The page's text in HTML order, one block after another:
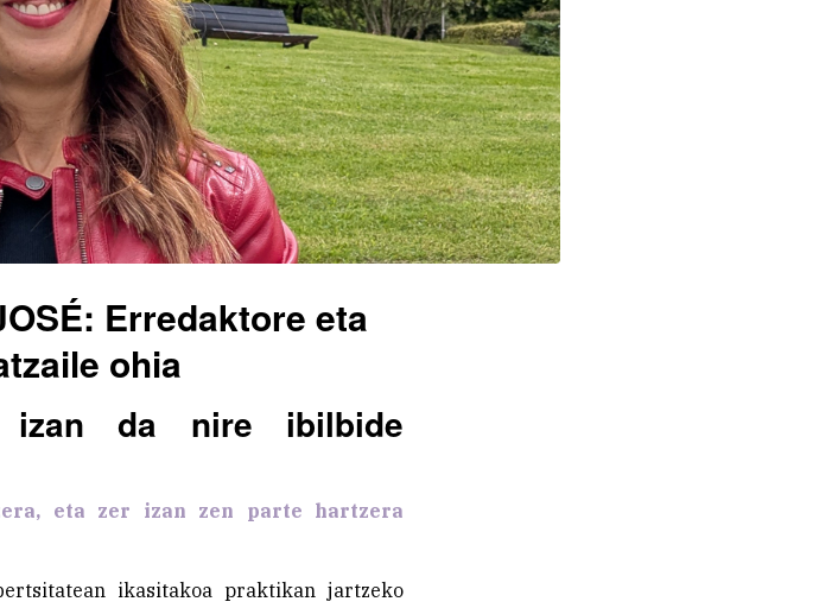
Erredaktore eta
ohia
izan da nire ibilbide
eta zer izan zen parte hartzera
ikasitakoa praktikan jartzeko